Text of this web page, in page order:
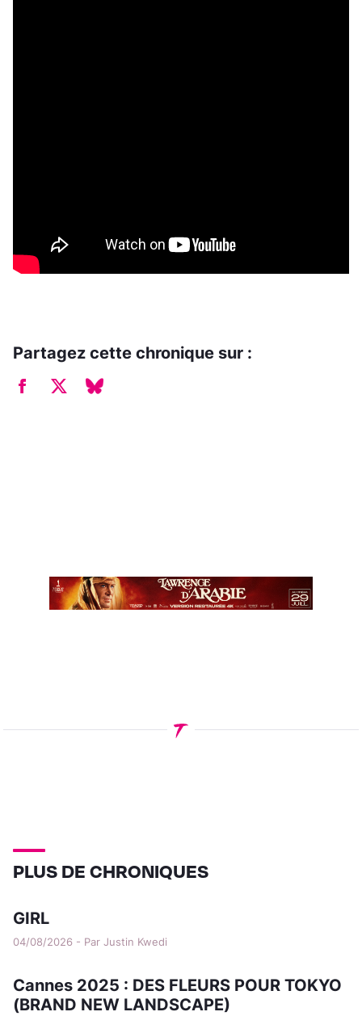
Partagez cette chronique sur :
PLUS DE CHRONIQUES
GIRL
04/08/2026 - Par Justin Kwedi
Cannes 2025 : DES FLEURS POUR TOKYO
(BRAND NEW LANDSCAPE)